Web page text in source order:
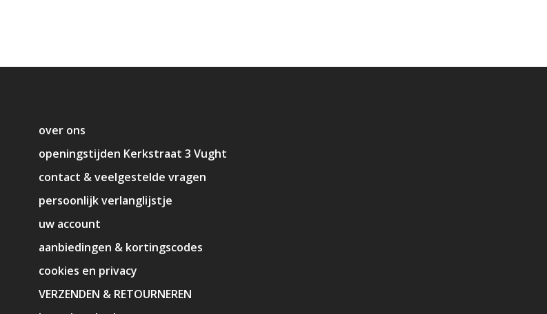
over ons
openingstijden Kerkstraat 3 Vught
contact & veelgestelde vragen
persoonlijk verlanglijstje
uw account
aanbiedingen & kortingscodes
cookies en privacy
VERZENDEN & RETOURNEREN